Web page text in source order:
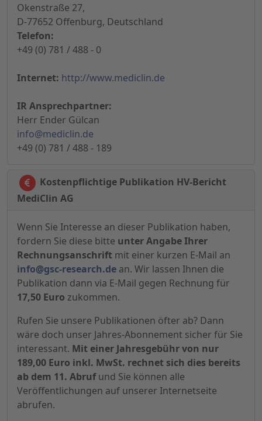
Okenstraße 27,
D-77652 Offenburg, Deutschland
Telefon:
+49 (0) 781 / 488 - 0
Internet: http://www.mediclin.de
IR Ansprechpartner:
Herr Ender Gülcan
info@mediclin.de
+49 (0) 781 / 488 - 189
Kostenpflichtige Publikation HV-Bericht
MediClin AG
Wenn Sie Interesse an dieser Publikation haben,
fordern Sie diese bitte unter Angabe Ihrer
Rechnungsanschrift mit einer kurzen E-Mail an
info@gsc-research.de an. Wir lassen Ihnen die
Publikation dann via E-Mail gegen Rechnung für
17,50 Euro zukommen.
Rufen Sie unsere Publikationen öfter ab? Dann
wäre doch unser Jahres-Abonnement sicher für Sie
interessant. Mit einer Jahresgebühr von nur
189,00 Euro inkl. MwSt. rechnet sich dies bereits
ab dem 11. Abrufund Sie können alle
Veröffentlichungen auf unserer Internetseite
abrufen.